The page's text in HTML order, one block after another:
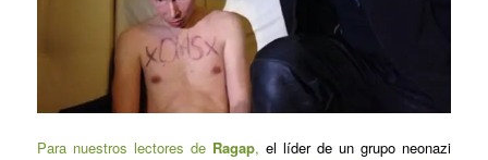
Para nuestros lectores deRagap,el líder de un grupo neonazi